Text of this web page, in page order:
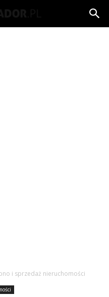
i sprzedaż nieruchomości